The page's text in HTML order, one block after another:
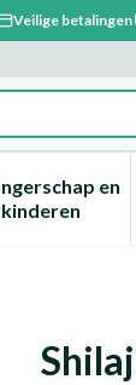
Veilige betalingen
en
Dieet,
en
kinderen
Toon